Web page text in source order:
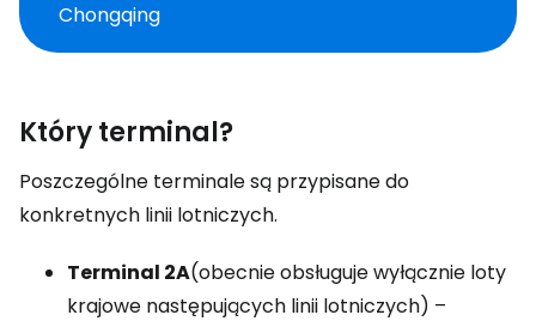
Chongqing
Który terminal?
Poszczególne terminale są przypisane do
konkretnych linii lotniczych.
Terminal 2A(obecnie obsługuje wyłącznie loty
krajowe następujących linii lotniczych) –